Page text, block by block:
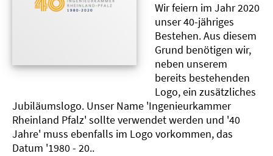
Wir feiern im Jahr 2020
unser 40-jähriges
Bestehen. Aus diesem
Grund benötigen wir,
neben unserem
bereits bestehenden
Logo, ein zusätzliches
Jubiläumslogo. Unser Name 'Ingenieurkammer
Rheinland Pfalz' sollte verwendet werden und '40
Jahre' muss ebenfalls im Logo vorkommen, das
Datum '1980 - 20..